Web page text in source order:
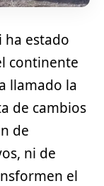
ha estado
continente
llamado la
de cambios
de
ni de
el